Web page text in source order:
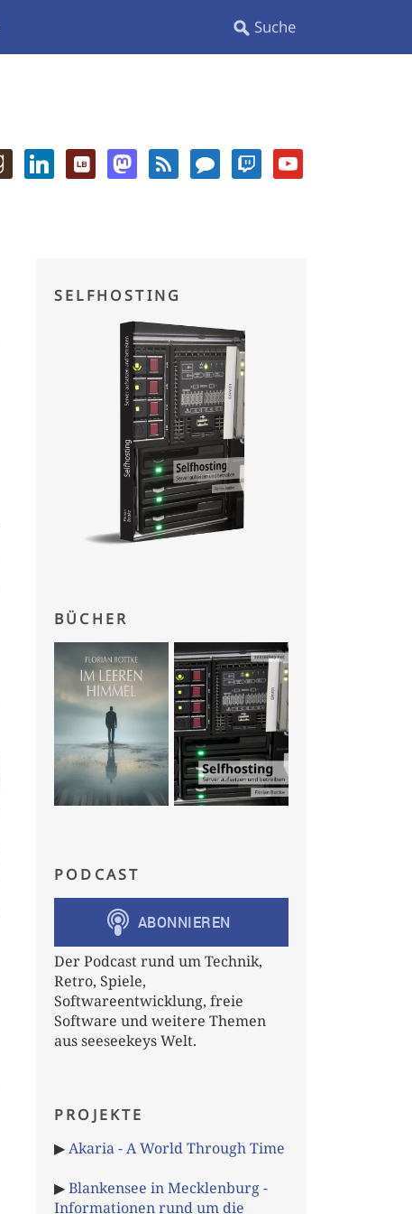
SELFHOSTING
BÜCHER
PODCAST
Der Podcast rund um Technik,
Retro, Spiele,
Softwareentwicklung, freie
Software und weitere Themen
aus seeseekeys Welt.
PROJEKTE
▶Akaria - A World Through Time
▶Blankensee in Mecklenburg -
Informationen rund um die